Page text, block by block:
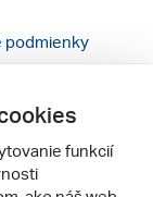
podmienky
cookies
pre PC
funkcií